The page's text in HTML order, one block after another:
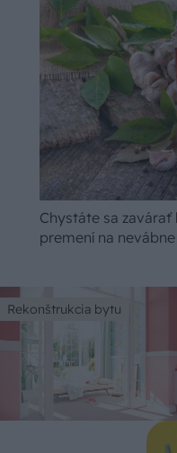
Chystáte sa zavárať
premení na
Rekonštrukcia bytu